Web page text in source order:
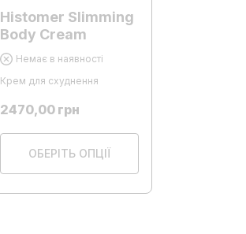
Histomer Slimming
Body Cream
Немає в наявності
Крем для схуднення
2470,00 грн
ОБЕРІТЬ ОПЦІЇ